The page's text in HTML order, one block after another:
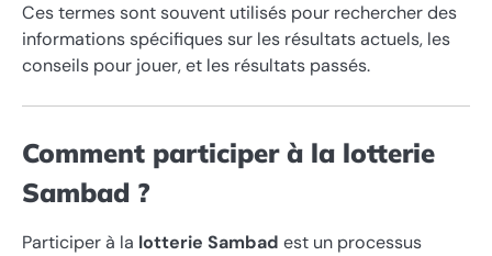
Ces termes sont souvent utilisés pour rechercher des
informations spécifiques sur les résultats actuels, les
conseils pour jouer, et les résultats passés.
Comment participer à la lotterie
Sambad ?
Participer à la lotterie Sambad est un processus